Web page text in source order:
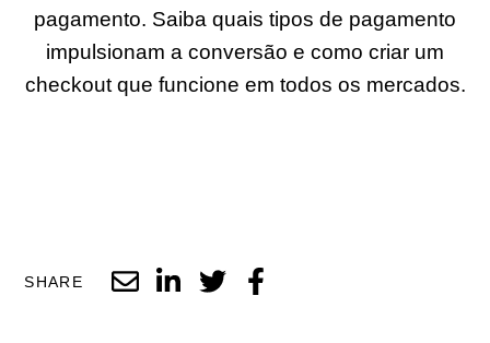
pagamento. Saiba quais tipos de pagamento
impulsionam a conversão e como criar um
checkout que funcione em todos os mercados.
SHARE